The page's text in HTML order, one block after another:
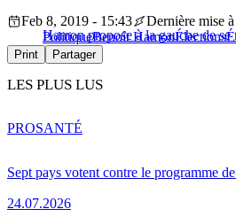
Hamon propose à la gauche de
Feb 8, 2019 - 15:43
Dernière mise
PolitiqueBenoît HamonÉlections
Print Partager
LES PLUS LUS
Sept pays votent contre le programme
24.07.2026
PROSANTÉ